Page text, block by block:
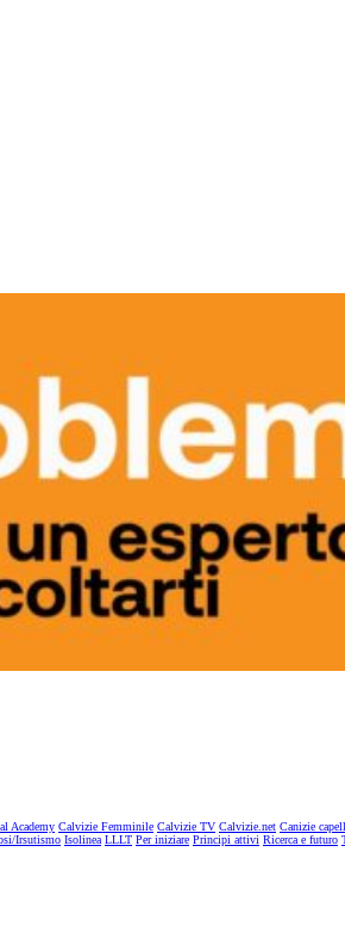
Academy Calvizie Femminile Calvizie TV Calvizie.net Canizie
Irsutismo Isolinea LLLT Per iniziare Principi attivi Ricerca e futuro